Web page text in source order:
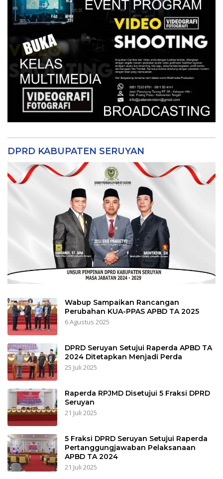
DPRD KABUPATEN SERUYAN
Wabup Sampaikan Rancangan
Perubahan KUA-PPAS APBD TA 2025
6 Agustus 2025
DPRD Seruyan Setujui Raperda APBD TA
2024 Ditetapkan Menjadi Perda
25 Juli 2025
Raperda RPJMD Disetujui 5 Fraksi DPRD
Seruyan
21 Juli 2025
5 Fraksi DPRD Seruyan Setujui Raperda
Pertanggungjawaban Pelaksanaan
APBD TA 2024
21 Juli 2025